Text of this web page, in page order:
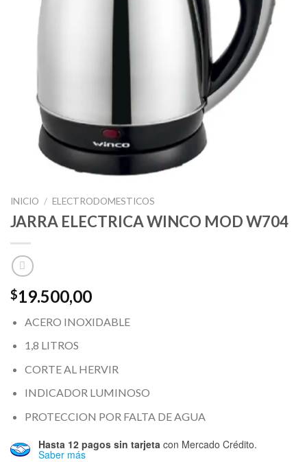
INICIO / ELECTRODOMESTICOS
JARRA ELECTRICA WINCO MOD W704
$19.500,00
ACERO INOXIDABLE
1,8 LITROS
CORTE AL HERVIR
INDICADOR LUMINOSO
PROTECCION POR FALTA DE AGUA
Hasta 12 pagos sin tarjeta con Mercado Crédito.
Saber más